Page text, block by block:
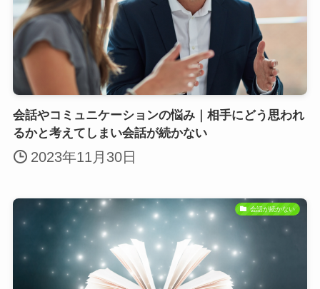
会話やコミュニケーションの悩み｜相手にどう思われ
るかと考えてしまい会話が続かない
2023年11月30日
会話が続かない